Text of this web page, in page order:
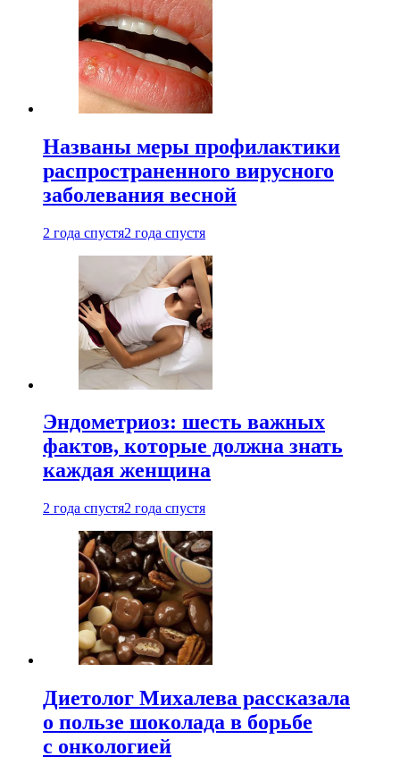
Названы меры профилактики
распространенного вирусного
заболевания весной
2 года спустя2 года спустя
Эндометриоз: шесть важных
фактов, которые должна знать
каждая женщина
2 года спустя2 года спустя
Диетолог Михалева рассказала
о пользе шоколада в борьбе
с онкологией